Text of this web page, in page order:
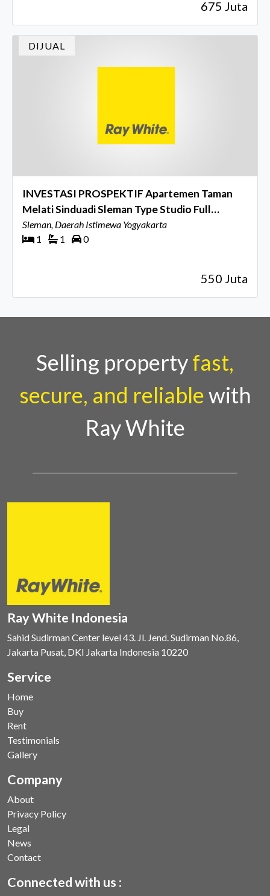
675 Juta
DIJUAL
INVESTASI PROSPEKTIF Apartemen Taman
Melati Sinduadi Sleman Type Studio Full
Furnished, Selangkah ke Kampus UGM
Sleman, Daerah Istimewa Yogyakarta
1
1 0
550 Juta
Selling propertyfast,
secure, and reliablewith
Ray White
Ray White Indonesia
Sahid Sudirman Center level 43. Jl. Jend. Sudirman No.86,
Jakarta Pusat, DKI Jakarta Indonesia 10220
Service
Home
Buy
Rent
Testimonials
Gallery
Company
About
Privacy Policy
Legal
News
Contact
Connected with us :